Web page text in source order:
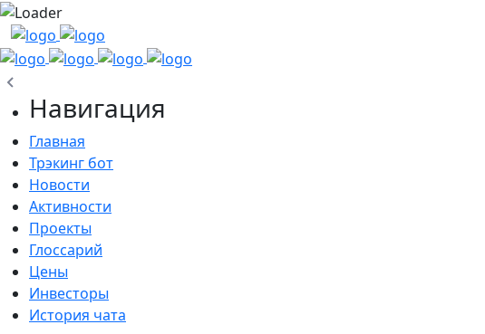
Навигация
Главная
Трэкинг бот
Новости
Активности
Проекты
Глоссарий
Цены
Инвесторы
История чата